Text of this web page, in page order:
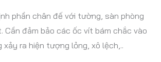
phần chân đế với tường, sàn phòng
Cần đảm bảo các ốc vít bám chắc vào
xảy ra hiện tượng lỏng, xô lệch,..